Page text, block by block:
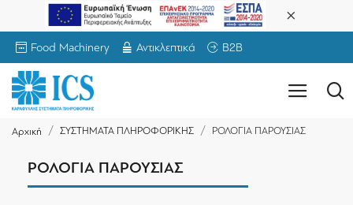
Food Machinery Αντικλεπτικά B2B
Αρχική ΣΥΣΤΗΜΑΤΑ ΠΛΗΡΟΦΟΡΙΚΗΣ ΡΟΛΟΓΙΑ ΠΑΡΟΥΣΙΑΣ
ΡΟΛΟΓΙΑ ΠΑΡΟΥΣΙΑΣ